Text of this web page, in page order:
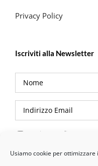
Usiamo cookie per
Privacy Policy
Iscriviti alla Newsletter
Privacy Policy